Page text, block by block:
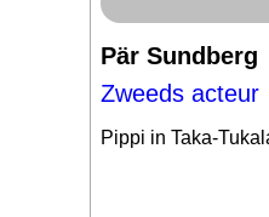
Pär Sundberg
Zweeds acteur
Pippi in Taka-